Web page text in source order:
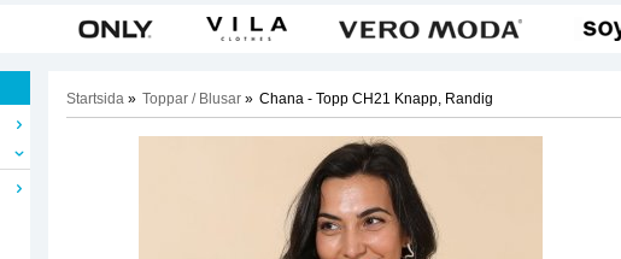
Startsida » Toppar / Blusar » Chana - Topp CH21 Knapp, Randig